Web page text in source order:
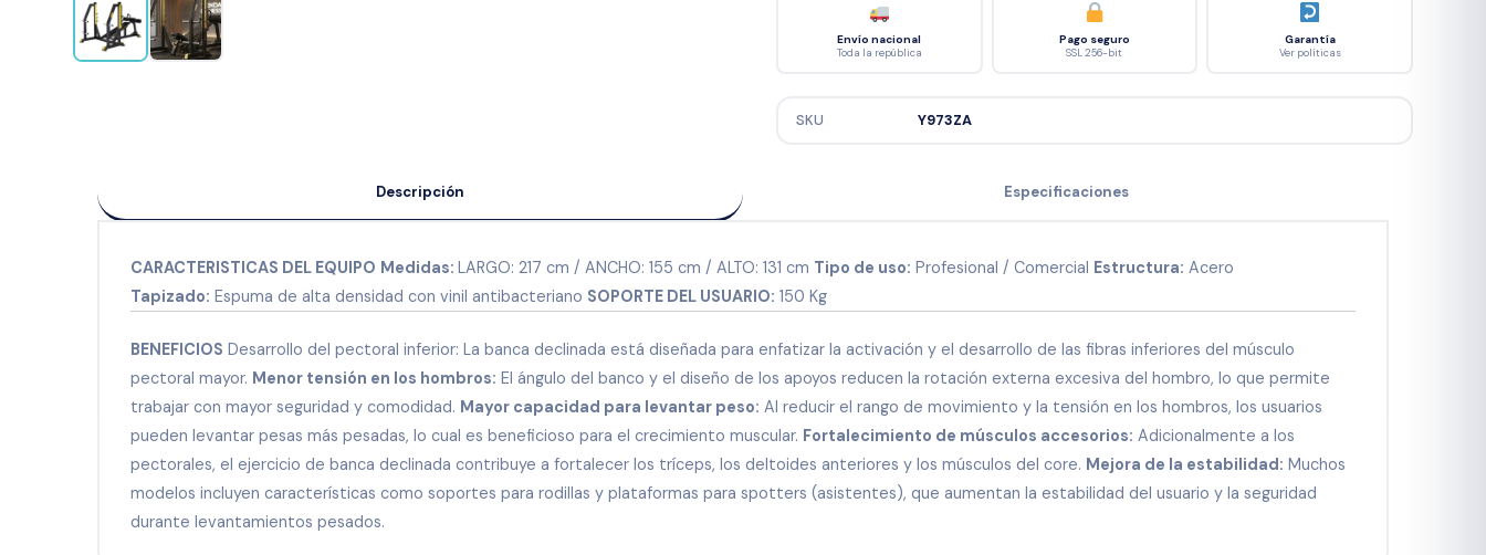
Envío nacional
Toda la república
Pago seguro
SSL 256-bit
Garantía
Ver políticas
SKU Y973ZA
Descripción Especificaciones
CARACTERISTICAS DEL EQUIPO Medidas: LARGO: 217 cm / ANCHO: 155 cm / ALTO: 131 cm Tipo de uso: Profesional / Comercial Estructura: Acero
Tapizado: Espuma de alta densidad con vinil antibacteriano SOPORTE DEL USUARIO: 150 Kg
BENEFICIOS Desarrollo del pectoral inferior: La banca declinada está diseñada para enfatizar la activación y el desarrollo de las fibras inferiores del músculo
pectoral mayor. Menor tensión en los hombros: El ángulo del banco y el diseño de los apoyos reducen la rotación externa excesiva del hombro, lo que permite
trabajar con mayor seguridad y comodidad. Mayor capacidad para levantar peso: Al reducir el rango de movimiento y la tensión en los hombros, los usuarios
pueden levantar pesas más pesadas, lo cual es beneficioso para el crecimiento muscular. Fortalecimiento de músculos accesorios: Adicionalmente a los
pectorales, el ejercicio de banca declinada contribuye a fortalecer los tríceps, los deltoides anteriores y los músculos del core. Mejora de la estabilidad: Muchos
modelos incluyen características como soportes para rodillas y plataformas para spotters (asistentes), que aumentan la estabilidad del usuario y la seguridad
durante levantamientos pesados.